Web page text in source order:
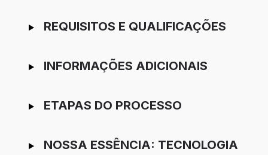
REQUISITOS E QUALIFICAÇÕES
INFORMAÇÕES ADICIONAIS
ETAPAS DO PROCESSO
NOSSA ESSÊNCIA: TECNOLOGIA